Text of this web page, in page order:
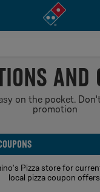
AND
on the pocket.
promotion​
Pizza store for
local pizza coupon